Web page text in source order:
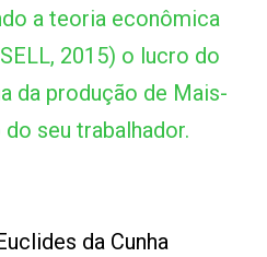
a teoria econômica
2015) o lucro do
da produção de Mais-
seu trabalhador.
da Cunha